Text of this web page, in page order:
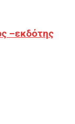
–εκδότης